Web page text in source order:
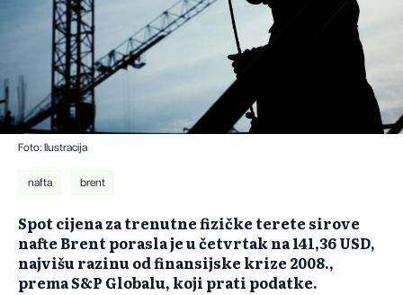
Foto: Ilustracija
nafta brent
Spot cijena za trenutne fizičke terete sirove
nafte Brent porasla je u četvrtak na 141,36 USD,
najvišu razinu od finansijske krize 2008.,
prema S&P Globalu, koji prati podatke.